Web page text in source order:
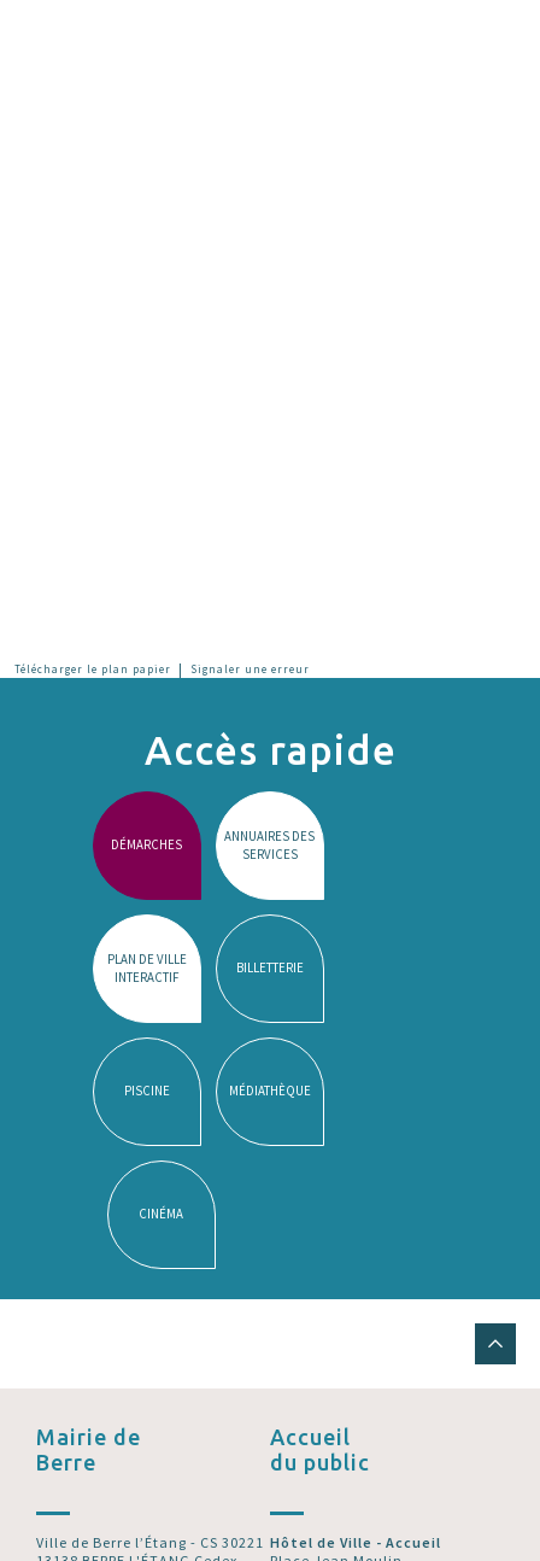
Télécharger le plan papier | Signaler une erreur
Accès rapide
DÉMARCHES
ANNUAIRES DES
SERVICES
PLAN DE VILLE
INTERACTIF
BILLETTERIE
PISCINE MÉDIATHÈQUE
CINÉMA
Mairie de
Berre
Ville de Berre l’Étang - CS 30221
Accueil
du public
Hôtel de Ville - Accueil